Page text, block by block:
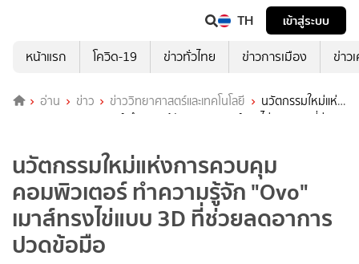
TH
เข้าสู่ระบบ
หน้าแรก
โควิด-19 ข่าวทั่วไทย ข่าวการเมือง ข่าว
อ่าน ข่าว ข่าววิทยาศาสตร์และเทคโนโลยี
นวัตกรรมใหม่แห่ง
การควบคุมคอมพิวเตอร์ ทำความรู้จัก "Ovo" เมาส์ทรงไข่แบบ 3D ที่ช่วย
นวัตกรรมใหม่แห่งการควบคุม
คอมพิวเตอร์ ทำความรู้จัก "Ovo"
เมาส์ทรงไข่แบบ 3D ที่ช่วยลดอาการ
ปวดข้อมือ